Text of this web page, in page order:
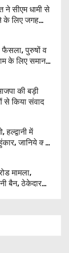
सीएम धामी से
के लिए जगह
फैसला, पुरुषों व
के लिए समान
की बड़ी
से किया संवाद
में
जानिये क्या
मामला,
बैन, ठेकेदार